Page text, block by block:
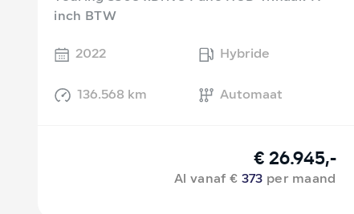
inch BTW
2022
Hybride
136.568 km Automaat
€ 26.945,-
Al vanaf € 373 per maand